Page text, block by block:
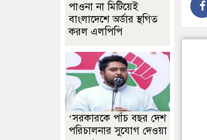
পাওনা না মিটিয়েই
বাংলাদেশে অর্ডার স্থগিত
করল এলপিপি
‘সরকারকে পাঁচ বছর দেশ
পরিচালনার সুযোগ দেওয়া